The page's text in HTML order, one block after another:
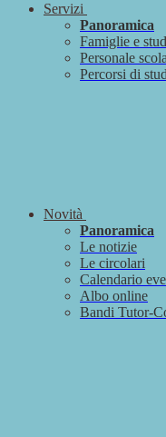
Servizi
Panoramica
Famiglie e
Personale
Percorsi di
Novità
Panoramica
Le notizie
Le circolari
Calendario
Albo online
Bandi Tutor-